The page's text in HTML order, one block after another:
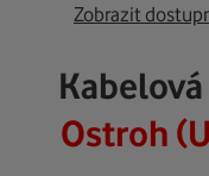
Zobrazit
Ostroh